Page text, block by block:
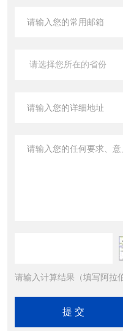
请输入计算结果（填写阿拉